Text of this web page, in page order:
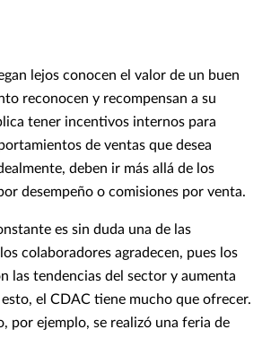
lejos conocen el valor de un buen
reconocen y recompensan a su
tener incentivos internos para
de ventas que desea
deben ir más allá de los
desempeño o comisiones por venta.
es sin duda una de las
colaboradores agradecen, pues los
las tendencias del sector y aumenta
el CDAC tiene mucho que ofrecer.
por ejemplo, se realizó una feria de